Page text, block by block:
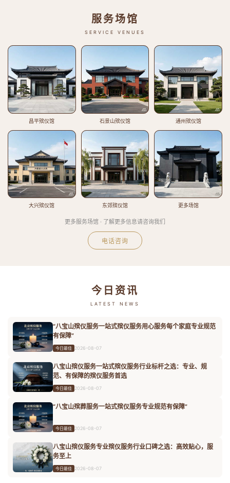
服务场馆
SERVICE VENUES
昌平殡仪馆 石景山殡仪馆 通州殡仪馆
大兴殡仪馆 东郊殡仪馆 更多场馆
更多服务场馆 · 了解更多信息请咨询我们
电话咨询
今日资讯
LATEST NEWS
“八宝山殡仪服务一站式殡仪服务用心服务每个家庭专业规范
有保障”
今日最佳 2026-08-07
八宝山殡仪服务一站式殡仪服务行业标杆之选：专业、规
范、有保障的殡仪服务首选
今日最佳 2026-08-07
“八宝山殡葬服务一站式殡仪服务专业规范有保障”
今日最佳 2026-08-07
八宝山殡仪服务专业殡仪服务行业口碑之选：高效贴心，服
务至上
今日最佳 2026-08-07